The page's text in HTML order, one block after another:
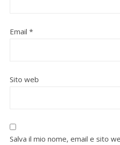
Email *
Sito web
Salva il mio nome, email e sito